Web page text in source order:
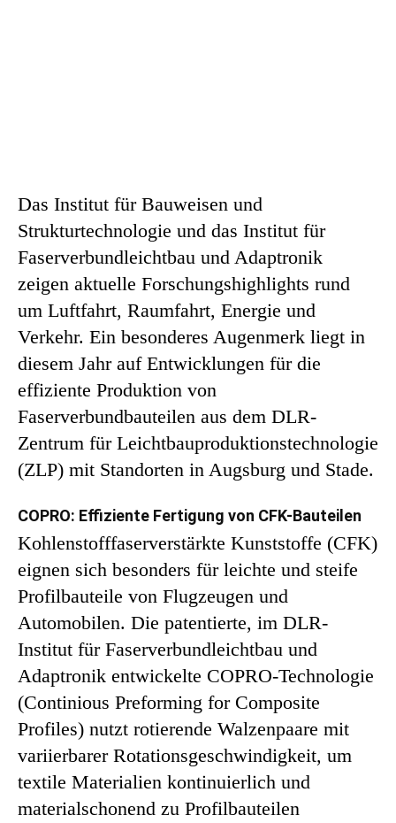
Das Institut für Bauweisen und
Strukturtechnologie und das Institut für
Faserverbundleichtbau und Adaptronik
zeigen aktuelle Forschungshighlights rund
um Luftfahrt, Raumfahrt, Energie und
Verkehr. Ein besonderes Augenmerk liegt in
diesem Jahr auf Entwicklungen für die
effiziente Produktion von
Faserverbundbauteilen aus dem DLR-
Zentrum für Leichtbauproduktionstechnologie
(ZLP) mit Standorten in Augsburg und Stade.
COPRO: Effiziente Fertigung von CFK-Bauteilen
Kohlenstofffaserverstärkte Kunststoffe (CFK)
eignen sich besonders für leichte und steife
Profilbauteile von Flugzeugen und
Automobilen. Die patentierte, im DLR-
Institut für Faserverbundleichtbau und
Adaptronik entwickelte COPRO-Technologie
(Continious Preforming for Composite
Profiles) nutzt rotierende Walzenpaare mit
variierbarer Rotationsgeschwindigkeit, um
textile Materialien kontinuierlich und
materialschonend zu Profilbauteilen